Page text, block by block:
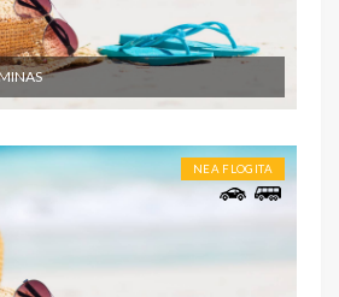
NEA FLOGITA